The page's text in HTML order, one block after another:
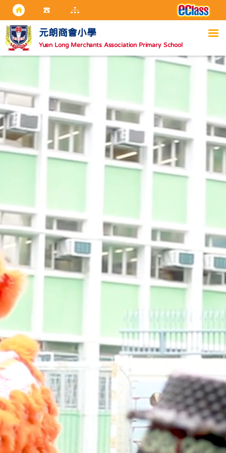
元朗商會小學
Yuen Long Merchants Association Primary School